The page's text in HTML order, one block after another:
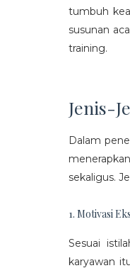
tumbuh
susunan
training.
Jenis-
Dalam
sekaligus.
1. Motivasi
Sesuai
karyawan